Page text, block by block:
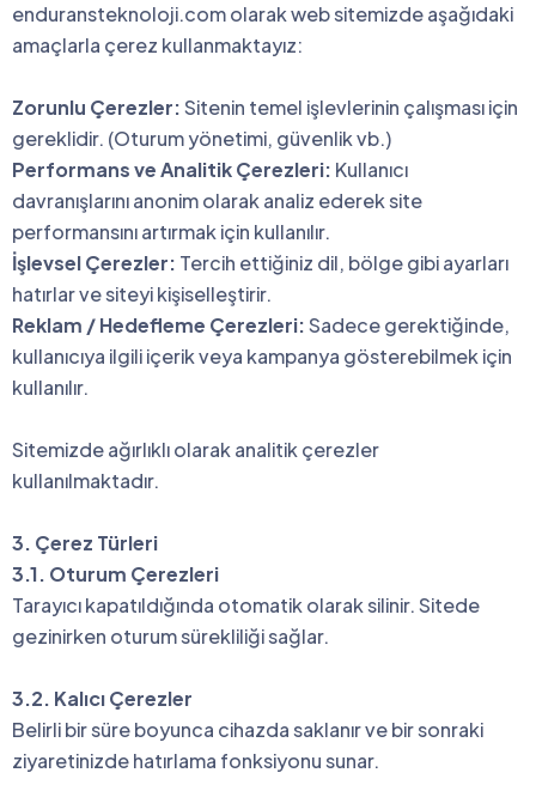
enduransteknoloji.com olarak web sitemizde aşağıdaki
amaçlarla çerez kullanmaktayız:
Zorunlu Çerezler:Sitenin temel işlevlerinin çalışması için
gereklidir. (Oturum yönetimi, güvenlik vb.)
Performans ve Analitik Çerezleri: Kullanıcı
davranışlarını anonim olarak analiz ederek site
performansını artırmak için kullanılır.
İşlevsel Çerezler: Tercih ettiğiniz dil, bölge gibi ayarları
hatırlar ve siteyi kişiselleştirir.
Reklam / Hedefleme Çerezleri:Sadece gerektiğinde,
kullanıcıya ilgili içerik veya kampanya gösterebilmek için
kullanılır.
Sitemizde ağırlıklı olarak analitik çerezler
kullanılmaktadır.
3. Çerez Türleri
3.1. Oturum Çerezleri
Tarayıcı kapatıldığında otomatik olarak silinir. Sitede
gezinirken oturum sürekliliği sağlar.
3.2. Kalıcı Çerezler
Belirli bir süre boyunca cihazda saklanır ve bir sonraki
ziyaretinizde hatırlama fonksiyonu sunar.